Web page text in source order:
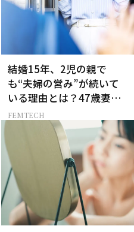
結婚15年、2児の親で
も“夫婦の営み”が続いて
いる理由とは？47歳妻が
実践する【レスにならな
FEMTECH